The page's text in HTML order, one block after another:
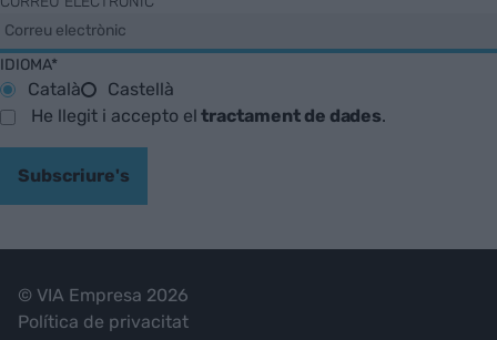
IDIOMA*
Català
Castellà
He llegit i accepto eltractament de dades.
Subscriure's
© VIA Empresa 2026
Política de privacitat